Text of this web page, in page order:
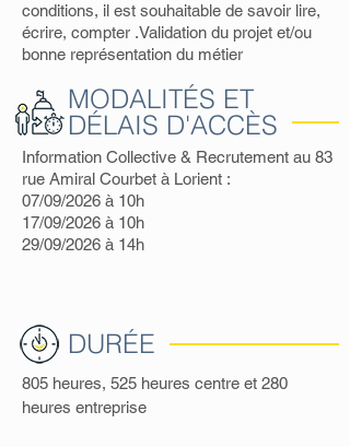
conditions, il est souhaitable de savoir lire,
écrire, compter .Validation du projet et/ou
bonne représentation du métier
MODALITÉS ET
DÉLAIS D'ACCÈS
Information Collective & Recrutement au 83
rue Amiral Courbet à Lorient :
07/09/2026 à 10h
17/09/2026 à 10h
29/09/2026 à 14h
DURÉE
805 heures, 525 heures centre et 280
heures entreprise